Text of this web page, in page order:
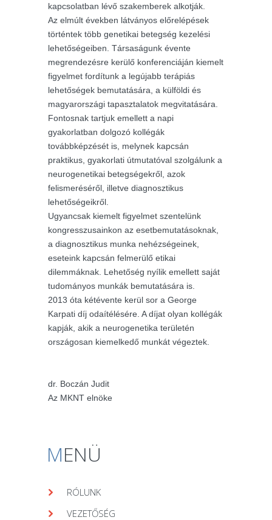
kapcsolatban lévő szakemberek alkotják.
Az elmúlt években látványos előrelépések
történtek több genetikai betegség kezelési
lehetőségeiben. Társaságunk évente
megrendezésre kerülő konferenciáján kiemelt
figyelmet fordítunk a legújabb terápiás
lehetőségek bemutatására, a külföldi és
magyarországi tapasztalatok megvitatására.
Fontosnak tartjuk emellett a napi
gyakorlatban dolgozó kollégák
továbbképzését is, melynek kapcsán
praktikus, gyakorlati útmutatóval szolgálunk a
neurogenetikai betegségekről, azok
felismeréséről, illetve diagnosztikus
lehetőségeikről.
Ugyancsak kiemelt figyelmet szentelünk
kongresszusainkon az esetbemutatásoknak,
a diagnosztikus munka nehézségeinek,
eseteink kapcsán felmerülő etikai
dilemmáknak. Lehetőség nyílik emellett saját
tudományos munkák bemutatására is.
2013 óta kétévente kerül sor a George
Karpati díj odaítélésére. A díjat olyan kollégák
kapják, akik a neurogenetika területén
országosan kiemelkedő munkát végeztek.
dr. Boczán Judit
Az MKNT elnöke
MENÜ
RÓLUNK
VEZETŐSÉG